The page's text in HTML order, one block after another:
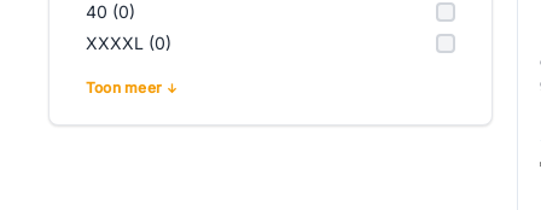
40 (0)
XXXXL (0)
Toon meer